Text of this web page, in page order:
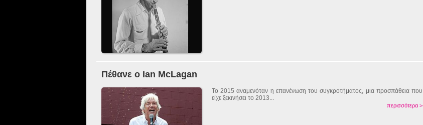
Πέθανε ο Ian McLagan
Το 2015 αναμενόταν η επανένωση του συγκροτήματος, μια προσπάθεια που
είχε ξεκινήσει το 2013...
περισσότερα >